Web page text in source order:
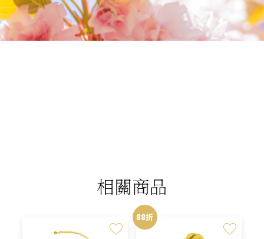
我們相信您值得最好的
相關商品
88折